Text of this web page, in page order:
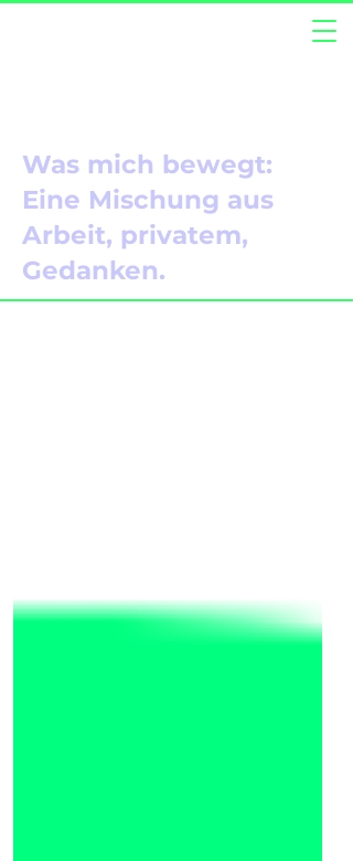
Was mich bewegt:
Eine Mischung aus
Arbeit, privatem,
Gedanken.